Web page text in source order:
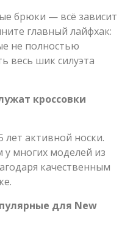
брюки — всё зависит
главный лайфхак:
не полностью
весь шик силуэта
кроссовки
активной носки.
многих моделей из
качественным
для New